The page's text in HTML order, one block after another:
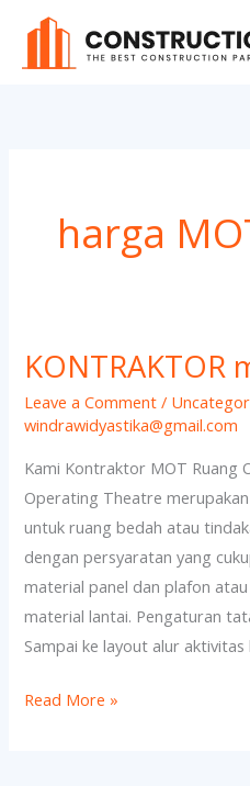
content
harga
KONTRAKTOR
Leave a Comment /
windrawidyastika@gmail.com
Kami Kontraktor MOT Ruang
Operating Theatre
untuk ruang bedah atau
dengan persyaratan yang
material panel dan plafon atau
material lantai. Pengaturan
Sampai ke layout alur
KONTRAKTOR
Read More »